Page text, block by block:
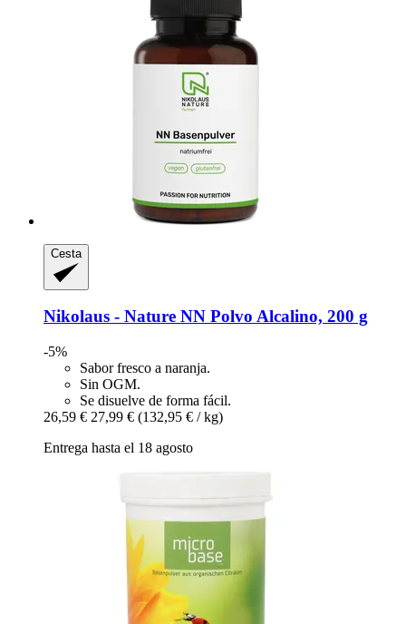
Cesta
Nikolaus - Nature NN Polvo Alcalino, 200 g
-5%
Sabor fresco a naranja.
Sin OGM.
Se disuelve de forma fácil.
26,59 € 27,99 € (132,95 € / kg)
Entrega hasta el 18 agosto